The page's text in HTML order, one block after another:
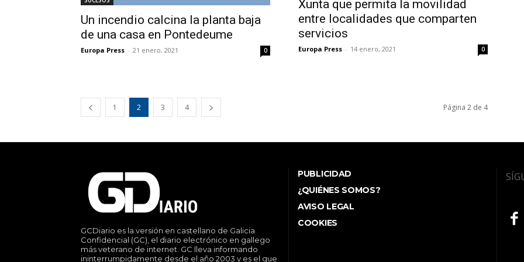
Un incendio calcina la planta baja
de una casa en Pontedeume
Europa Press - 21 enero, 2021 0
Xunta que permita la movilidad
entre localidades que comparten
servicios
Europa Press - 14 enero, 2021 0
1 2 3 4 Página 2 de 4
GCDiario es la versión en castellano de Galicia
Confidencial (GC), el diario electrónico en gallego
más veterano de internet. GC lleva informando
ininterrumpidamente desde el año 2003 y es el que
PUBLICIDAD
¿QUIÉNES SOMOS?
AVISO LEGAL
COOKIES